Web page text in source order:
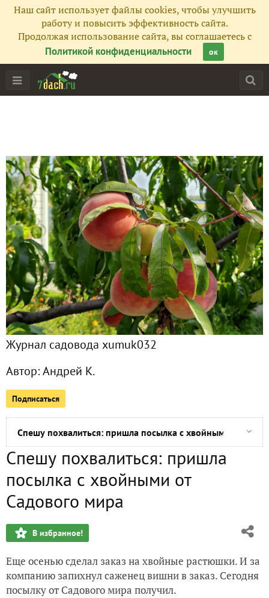
Наш сайт использует файлы cookies, чтобы улучшить
работу и повысить эффективность сайта.
Продолжая использование сайта, вы соглашаетесь с
Политикой конфиденциальности
ок
Журнал садовода xumuk032
Автор:Андрей К.
Подписаться
Все публикации 71
Фото 4
Сейчас обсуждают
Просто красивые цветы с нашей клумбы
Грибная грядка во дворе
У нас пополнение в доме
Первые заготовки. Березовый сок
Туйки мои из семян подрастают
Спешу похвалиться: пришла посылка с хвойными от
Удивительное дело - получил два каталога от
Коротание новогодних праздников: деревянные пазлы
Сказ о том, как я тую проращивал из семян
Спешу похвалиться: пришла
посылка с хвойными от
Садового мира
В избранное!
Еще осенью сделал заказ на хвойные растюшки. И за
компанию запихнул саженец вишни в заказ. Сегодня
посылку от Садового мира получил.